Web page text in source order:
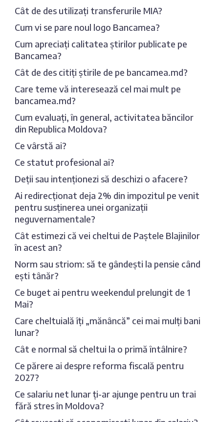
Cât de des utilizați transferurile MIA?
Cum vi se pare noul logo Bancamea?
Cum apreciați calitatea știrilor publicate pe
Bancamea?
Cât de des citiți știrile de pe bancamea.md?
Care teme vă interesează cel mai mult pe
bancamea.md?
Cum evaluați, în general, activitatea băncilor
din Republica Moldova?
Ce vârstă ai?
Ce statut profesional ai?
Deții sau intenționezi să deschizi o afacere?
Ai redirecționat deja 2% din impozitul pe venit
pentru susținerea unei organizații
neguvernamentale?
Cât estimezi că vei cheltui de Paștele Blajinilor
în acest an?
Norm sau striom: să te gândești la pensie când
ești tânăr?
Ce buget ai pentru weekendul prelungit de 1
Mai?
Care cheltuială îți „mănâncă” cei mai mulți bani
lunar?
Cât e normal să cheltui la o primă întâlnire?
Ce părere ai despre reforma fiscală pentru
2027?
Ce salariu net lunar ți-ar ajunge pentru un trai
fără stres în Moldova?